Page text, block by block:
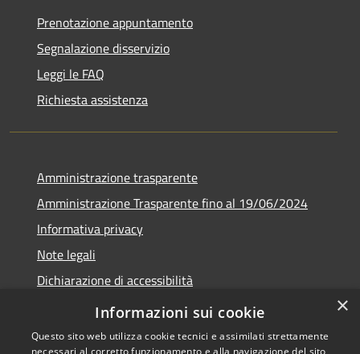
Prenotazione appuntamento
Segnalazione disservizio
Leggi le FAQ
Richiesta assistenza
Amministrazione trasparente
Amministrazione Trasparente fino al 19/06/2024
Informativa privacy
Note legali
Dichiarazione di accessibilità
Meccanismo di feedback
×
Informazioni sui cookie
Questo sito web utilizza cookie tecnici e assimilati strettamente
necessari al corretto funzionamento e alla navigazione del sito,